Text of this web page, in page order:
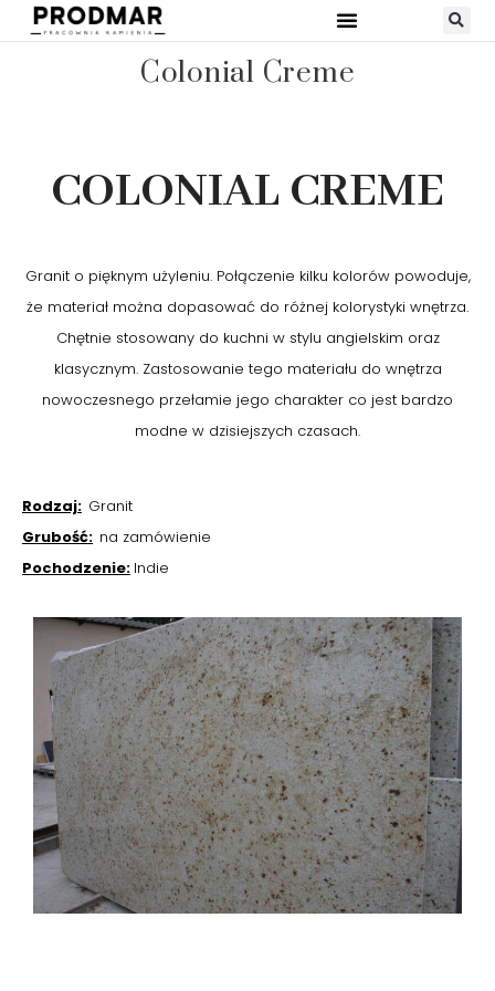
Colonial Creme
COLONIAL CREME
Granit o pięknym użyleniu. Połączenie kilku kolorów powoduje,
że materiał można dopasować do różnej kolorystyki wnętrza.
Chętnie stosowany do kuchni w stylu angielskim oraz
klasycznym. Zastosowanie tego materiału do wnętrza
nowoczesnego przełamie jego charakter co jest bardzo
modne w dzisiejszych czasach.
Rodzaj: Granit
Grubość: na zamówienie
Pochodzenie: Indie